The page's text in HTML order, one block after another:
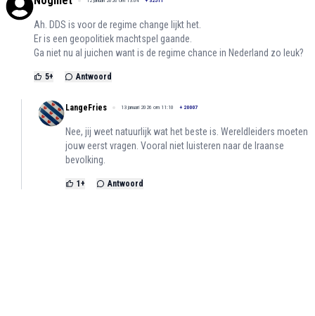
Ah. DDS is voor de regime change lijkt het.
Er is een geopolitiek machtspel gaande.
Ga niet nu al juichen want is de regime chance in Nederland zo leuk?
5+ Antwoord
LangeFries 13 januari 2026 om 11:10 + 20007
Nee, jij weet natuurlijk wat het beste is. Wereldleiders moeten
jouw eerst vragen. Vooral niet luisteren naar de Iraanse
bevolking.
1 + Antwoord